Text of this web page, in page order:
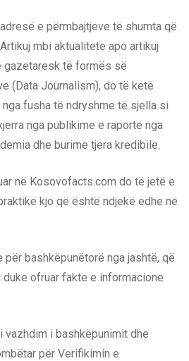
e përmbajtjeve të shumta që
mbi aktualitete apo artikuj
gazetaresk të formës së
(Data Journalism), do të ketë
fusha të ndryshme të sjella si
nga publikime e raporte nga
dhe burime tjera kredibile.
në Kosovofacts.com do të jetë e
kjo që është ndjekë edhe në
bashkëpunëtorë nga jashtë, që
ofruar fakte e informacione
i bashkëpunimit dhe
për Verifikimin e